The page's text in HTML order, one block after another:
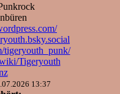
tigeryouth_punk/
Tigeryouth
13:37